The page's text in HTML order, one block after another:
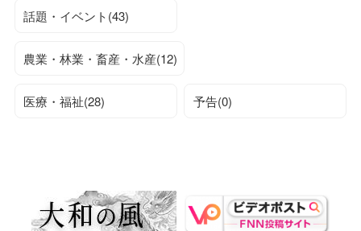
話題・イベント(43)
農業・林業・畜産・水産(12)
医療・福祉(28) 予告(0)